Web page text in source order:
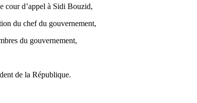
cour d’appel à Sidi Bouzid,
du chef du gouvernement,
du gouvernement,
de la République.